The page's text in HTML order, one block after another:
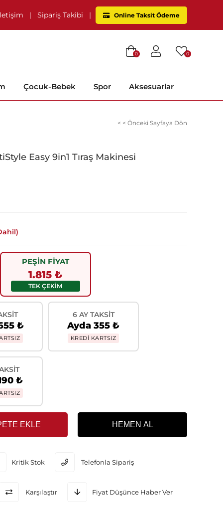
| Sipariş Takibi | Online Taksit Ödeme
0
0
Çocuk-Bebek Spor Aksesuarlar
< < Önceki Sayfaya Dön
Easy 9in1 Tıraş Makinesi
PEŞİN FİYAT
1.815 ₺
TEK ÇEKİM
₺
6 AY TAKSIT
Ayda 355 ₺
KREDİ KARTSIZ
₺
Kritik Stok Telefonla Sipariş
Karşılaştır Fiyat Düşünce Haber Ver